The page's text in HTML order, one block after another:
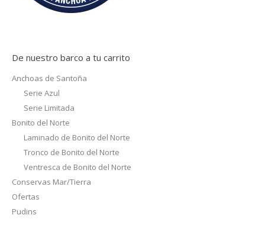
De nuestro barco a tu carrito
Anchoas de Santoña
Serie Azul
Serie Limitada
Bonito del Norte
Laminado de Bonito del Norte
Tronco de Bonito del Norte
Ventresca de Bonito del Norte
Conservas Mar/Tierra
Ofertas
Pudins